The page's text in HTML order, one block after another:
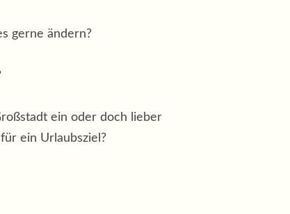
gerne ändern?
ein oder doch lieber
ein Urlaubsziel?